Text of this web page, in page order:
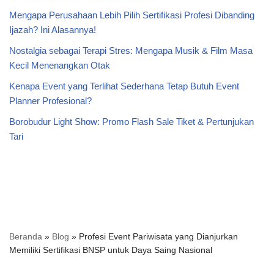
Mengapa Perusahaan Lebih Pilih Sertifikasi Profesi Dibanding
Ijazah? Ini Alasannya!
Nostalgia sebagai Terapi Stres: Mengapa Musik & Film Masa
Kecil Menenangkan Otak
Kenapa Event yang Terlihat Sederhana Tetap Butuh Event
Planner Profesional?
Borobudur Light Show: Promo Flash Sale Tiket & Pertunjukan
Tari
Beranda » Blog » Profesi Event Pariwisata yang Dianjurkan
Memiliki Sertifikasi BNSP untuk Daya Saing Nasional